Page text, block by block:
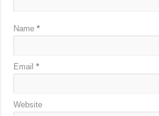
Name*
Email*
Website